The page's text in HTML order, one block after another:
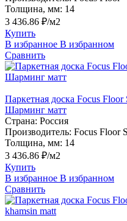
Толщина, мм: 14
3 436.86 ₽/м2
Купить
В избранное В избранном
Сравнить
Паркетная доска Focus
Шарминг матт
Страна: Россия
Производитель: Focus Floor
Толщина, мм: 14
3 436.86 ₽/м2
Купить
В избранное В избранном
Сравнить